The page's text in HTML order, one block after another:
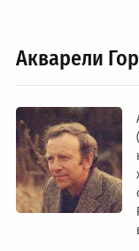
Акварели